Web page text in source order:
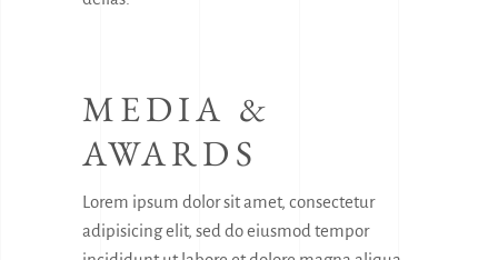
MEDIA &
AWARDS
Lorem ipsum dolor sit amet, consectetur
adipisicing elit, sed do eiusmod tempor